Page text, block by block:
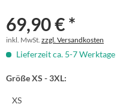
69,90 € *
inkl. MwSt. zzgl. Versandkosten
Lieferzeit ca. 5-7 Werktage
Größe XS - 3XL: